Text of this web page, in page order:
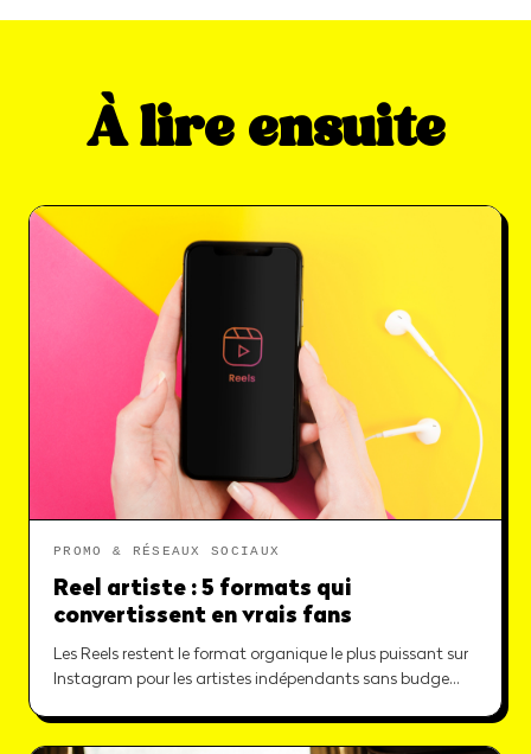
À lire ensuite
PROMO & RÉSEAUX SOCIAUX
Reel artiste : 5 formats qui
convertissent en vrais fans
Les Reels restent le format organique le plus puissant sur
Instagram pour les artistes indépendants sans budge…